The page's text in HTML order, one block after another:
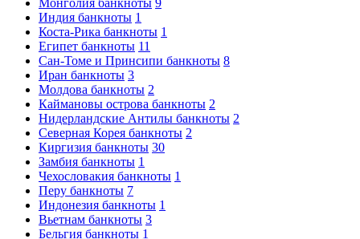
Монголия банкноты 9
Индия банкноты 1
Коста-Рика банкноты 1
Египет банкноты 11
Сан-Томе и Принсипи банкноты 8
Иран банкноты 3
Молдова банкноты 2
Каймановы острова банкноты 2
Нидерландские Антилы банкноты 2
Северная Корея банкноты 2
Киргизия банкноты 30
Замбия банкноты 1
Чехословакия банкноты 1
Перу банкноты 7
Индонезия банкноты 1
Вьетнам банкноты 3
Бельгия банкноты 1